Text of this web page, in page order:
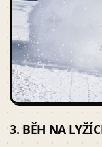
3. BĚH NA